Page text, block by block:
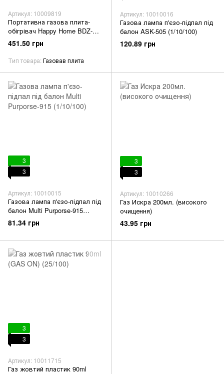
Артикул: 10009819
Портативна газова плита-
обігрівач Happy Home BDZ-
155-А
451.50 грн
Тип товара Газовав плита
Артикул: 10010016
Газова лампа п'єзо-підпал під
балон ASK-505 (1/10/100)
120.89 грн
3
3
Артикул: 10010015
Газова лампа п'єзо-підпал під
балон Multi Purporse-915
(1/10/100)
81.34 грн
3
3
Артикул: 10010266
Газ Искра 200мл. (високого
очищення)
43.95 грн
3
3
Артикул: 10011715
Газ жовтий пластик 90ml